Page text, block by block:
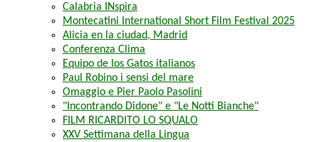
Calabria INspira
Montecatini International Short Film Festival 2025
Alicia en la ciudad, Madrid
Conferenza Clima
Equipo de los Gatos italianos
Paul Robino i sensi del mare
Omaggio e Pier Paolo Pasolini
"Incontrando Didone" e "Le Notti Bianche"
FILM RICARDITO LO SQUALO
XXV Settimana della Lingua